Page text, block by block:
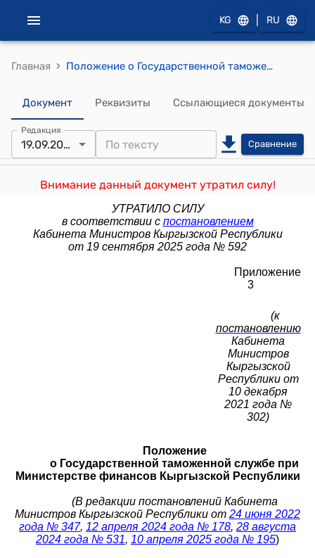
KG RU
Главная › Положение о Государственной таможенной службе при Министерстве финансов Кыргызской Республики (к постановлению Кабинета Министров Кыргызской Республики от 10 декабря 2021 года № 302) приложение 3
Документ Реквизиты Ссылающиеся документы
Редакция
19.09.2025 Сравнение
Внимание данный документ утратил силу!